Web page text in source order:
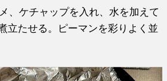
、ケチャップを入れ、水を加えて
立たせる。ピーマンを彩りよく並